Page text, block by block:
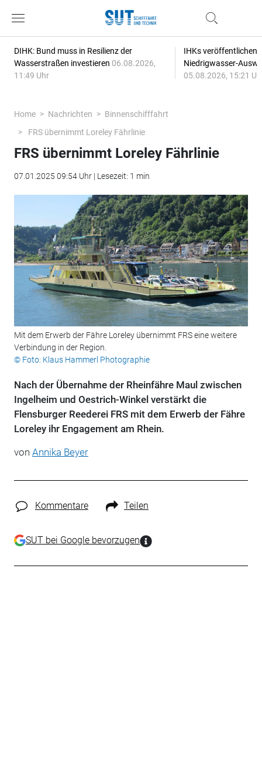
DIHK: Bund muss in Resilienz der
Wasserstraßen investieren 06.08.2026,
11:49 Uhr
IHKs veröffentlichen
Niedrigwasser-
05.08.2026, 15:21
Home Nachrichten
Binnenschifffahrt
FRS übernimmt Loreley Fährlinie
FRS übernimmt Loreley Fährlinie
07.01.2025 09:54 Uhr | Lesezeit: 1 min
Mit dem Erwerb der Fähre Loreley übernimmt FRS eine weitere
Verbindung in der Region.
© Foto: Klaus Hammerl Photographie
Nach der Übernahme der Rheinfähre Maul zwischen
Ingelheim und Oestrich-Winkel verstärkt die
Flensburger Reederei FRS mit dem Erwerb der Fähre
Loreley ihr Engagement am Rhein.
von Annika Beyer
Kommentare Teilen
SUT bei Google bevorzugen